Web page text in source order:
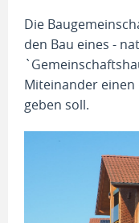
Die
den Bau eines -
Miteinander einen
geben soll.